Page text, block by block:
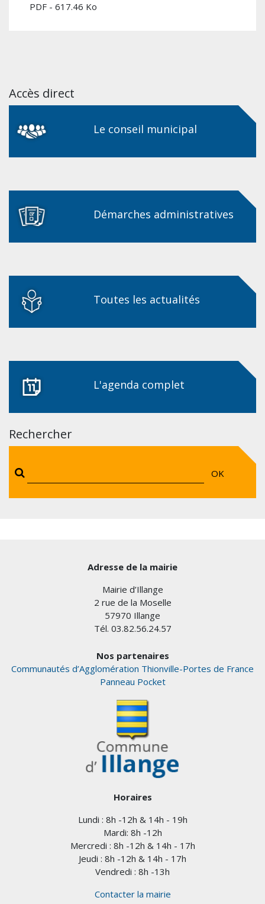
PDF - 617.46 Ko
Accès direct
Le conseil municipal
Démarches administratives
Toutes les actualités
L'agenda complet
Rechercher
OK
Adresse de la mairie
Mairie d’Illange
2 rue de la Moselle
57970 Illange
Tél. 03.82.56.24.57
Nos partenaires
Communautés d’Agglomération Thionville-Portes de France
Panneau Pocket
Horaires
Lundi : 8h -12h & 14h - 19h
Mardi: 8h -12h
Mercredi : 8h -12h & 14h - 17h
Jeudi : 8h -12h & 14h - 17h
Vendredi : 8h -13h
Contacter la mairie